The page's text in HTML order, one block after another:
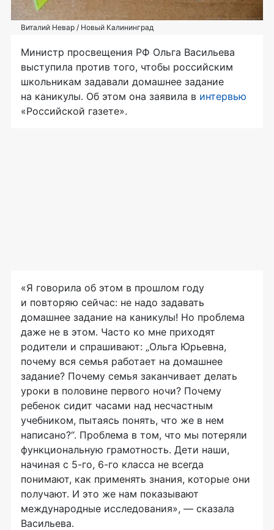
Виталий Невар / Новый Калининград
Министр просвещения РФ Ольга Васильева
выступила против того, чтобы российским
школьникам задавали домашнее задание
на каникулы. Об этом она заявила в интервью
«Российской газете».
«Я говорила об этом в прошлом году
и повторяю сейчас: не надо задавать
домашнее задание на каникулы! Но проблема
даже не в этом. Часто ко мне приходят
родители и спрашивают: „Ольга Юрьевна,
почему вся семья работает на домашнее
задание? Почему семья заканчивает делать
уроки в половине первого ночи? Почему
ребенок сидит часами над несчастным
учебником, пытаясь понять, что же в нем
написано?“. Проблема в том, что мы потеряли
функциональную грамотность. Дети наши,
начиная с 5-го, 6-го класса не всегда
понимают, как применять знания, которые они
получают. И это же нам показывают
международные исследования», — сказала
Васильева.